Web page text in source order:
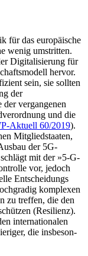
für das europäische
wenig umstritten.
Digitalisierung für
hervor.
sein, sie sollten
der
vergangenen
und die
Aktuell 60/2019).
Mitgliedstaaten,
der 5G-
mit der »5‑G-
vor, jedoch
Entscheidungs­
komplexen
zu treffen, die den
(Resilienz).
internationalen
die insbeson­